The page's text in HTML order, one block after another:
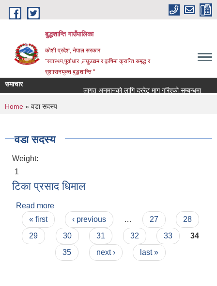
Skip to main content
बुद्धशान्ति गाउँपालिका
कोशी प्रदेश, नेपाल सरकार
"स्वास्थ्य,पूर्वाधार ,लघुउद्यम र कृषिमा क्रान्ति:समृद्ध र
सुशासनयुक्त बुद्धशान्ति "
समाचार
लागत अनुमानको लागि दररेट माग गरिएको सम्बन्धमा
You are here
Home » वडा सदस्य
वडा सदस्य
Weight:
1
टिका प्रसाद धिमाल
Read more
Pages
« first ‹ previous … 27
28
29
30 31 32 33
34
35
next › last »